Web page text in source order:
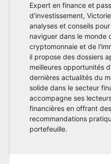
Expert en finance et
d'investissement,
analyses et conseils
naviguer dans le monde
cryptomonnaie et de
il propose des dossiers
meilleures opportunités
dernières actualités du
solide dans le secteur
accompagne ses
financières en offrant
recommandations
portefeuille.